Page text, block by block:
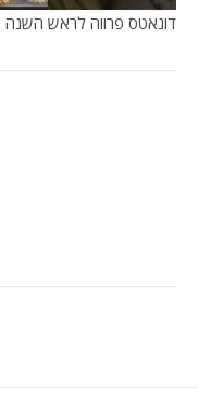
דונאטס פרווה לראש השנה